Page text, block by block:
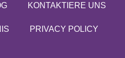
KONTAKTIERE UNS
PRIVACY POLICY